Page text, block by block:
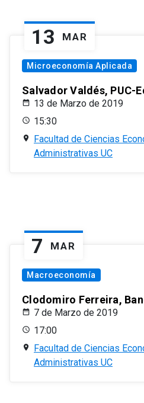
13 MAR
Microeconomía Aplicada
Salvador Valdés, PUC-
13 de Marzo de 2019
15:30
Facultad de Ciencias
Administrativas UC
7 MAR
Macroeconomía
Clodomiro Ferreira,
7 de Marzo de 2019
17:00
Facultad de Ciencias
Administrativas UC